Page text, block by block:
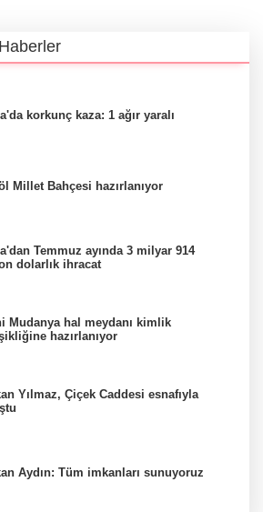
korkunç kaza: 1 ağır yaralı
Millet Bahçesi hazırlanıyor
Temmuz ayında 3 milyar 914
dolarlık ihracat
Mudanya hal meydanı kimlik
hazırlanıyor
Yılmaz, Çiçek Caddesi esnafıyla
Aydın: Tüm imkanları sunuyoruz